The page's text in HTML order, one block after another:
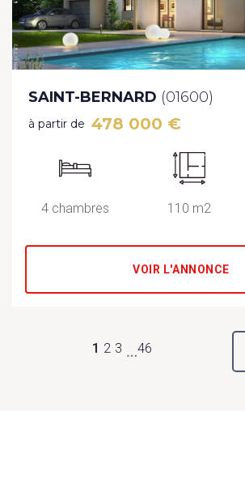
SAINT-BERNARD (01600)
à partir de 478 000 €
4 chambres 110 m2
VOIR L'ANNONCE
1 2 3 …46